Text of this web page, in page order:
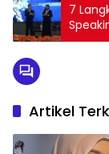
7
Artikel